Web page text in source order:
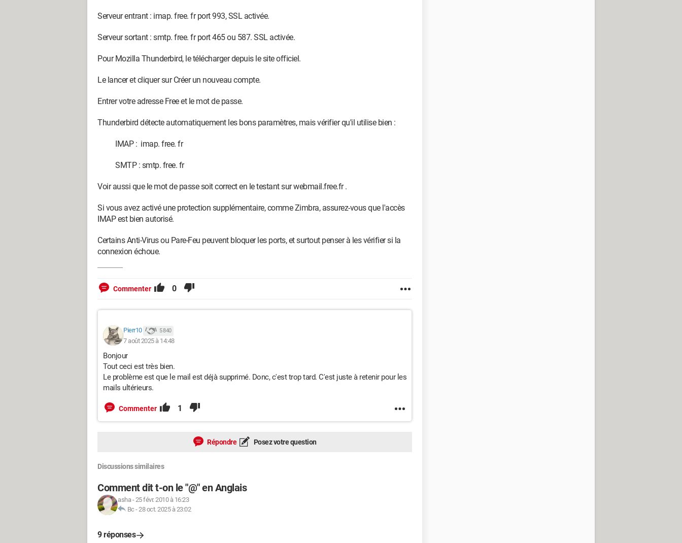
Serveur entrant : imap. free. fr port 993, SSL activée.
Serveur sortant : smtp. free. fr port 465 ou 587. SSL activée.
Pour Mozilla Thunderbird, le télécharger depuis le site officiel.
Le lancer et cliquer sur Créer un nouveau compte.
Entrer votre adresse Free et le mot de passe.
Thunderbird détecte automatiquement les bons paramètres, mais vérifier qu'il utilise bien :
IMAP : imap. free. fr
SMTP : smtp. free. fr
Voir aussi que le mot de passe soit correct en le testant sur webmail.free.fr .
Si vous avez activé une protection supplémentaire, comme Zimbra, assurez-vous que l'accès
IMAP est bien autorisé.
Certains Anti-Virus ou Pare-Feu peuvent bloquer les ports, et surtout penser à les vérifier si la
connexion échoue.
Commenter 0
Pierr10 5 840
7 août 2025 à 14:48
Bonjour
Tout ceci est très bien.
Le problème est que le mail est déjà supprimé. Donc, c'est trop tard. C'est juste à retenir pour les
mails ultérieurs.
Commenter 1
Répondre Posez votre question
Discussions similaires
Comment dit t-on le "@" en Anglais
asha-25 févr. 2010 à 16:23
Bc -28 oct. 2025 à 23:02
9 réponses